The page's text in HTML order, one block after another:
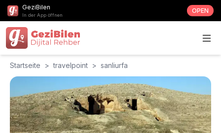
GeziBilen
In der App öffnen
OPEN
Startseite > travelpoint > sanliurfa